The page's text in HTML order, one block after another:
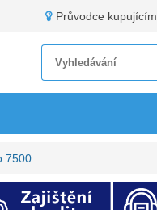
Průvodce kupujícím
7500